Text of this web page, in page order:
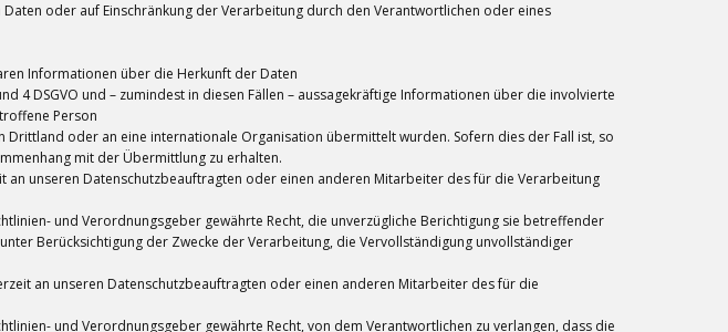
oder auf Einschränkung der Verarbeitung durch den Verantwortlichen oder eines
Informationen über die Herkunft der Daten
4 DSGVO und – zumindest in diesen Fällen – aussagekräftige Informationen über die involvierte
Person
oder an eine internationale Organisation übermittelt wurden. Sofern dies der Fall ist, so
mit der Übermittlung zu erhalten.
unseren Datenschutzbeauftragten oder einen anderen Mitarbeiter des für die Verarbeitung
und Verordnungsgeber gewährte Recht, die unverzügliche Berichtigung sie betreffender
Berücksichtigung der Zwecke der Verarbeitung, die Vervollständigung unvollständiger
an unseren Datenschutzbeauftragten oder einen anderen Mitarbeiter des für die
und Verordnungsgeber gewährte Recht, von dem Verantwortlichen zu verlangen, dass die